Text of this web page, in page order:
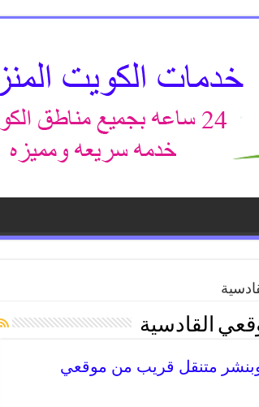
القادسية